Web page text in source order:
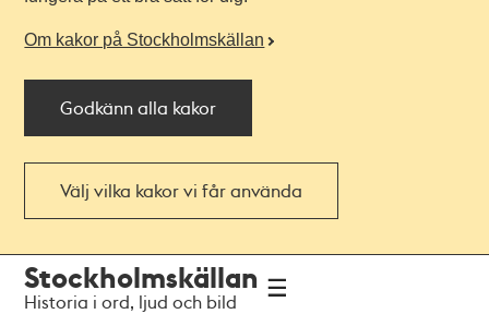
Om kakor på Stockholmskällan
Godkänn alla kakor
Välj vilka kakor vi får använda
navigationen
huvudinnehållet
Stockholmskällan
Historia i ord, ljud och bild